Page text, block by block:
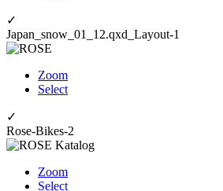
✓
Japan_snow_01_12.qxd_Layout-1
Zoom
Select
✓
Rose-Bikes-2
Zoom
Select